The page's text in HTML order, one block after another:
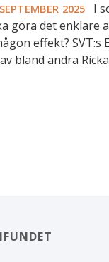
2025
I
göra det enklare
effekt? SVT:s
bland andra